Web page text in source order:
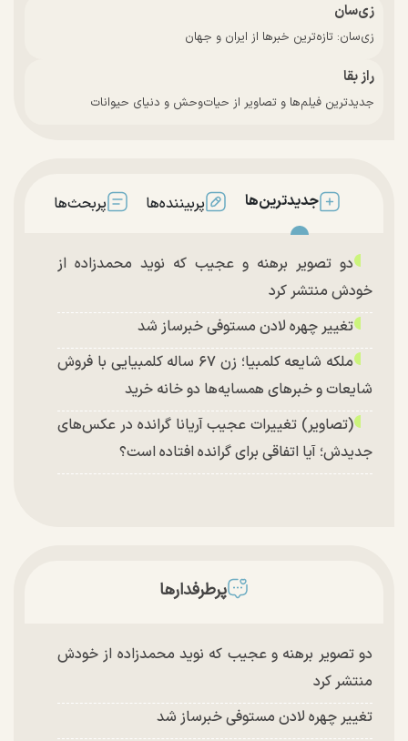
زی‌سان
زی‌سان: تازه‌ترین خبرها از ایران و جهان
راز بقا
جدیدترین فیلم‌ها و تصاویر از حیات‌وحش و دنیای حیوانات
جدیدترین‌ها پربیننده‌ها پربحث‌ها
دو تصویر برهنه و عجیب که نوید محمدزاده از
خودش منتشر کرد
تغییر چهره لادن مستوفی خبرساز شد
ملکه شایعه کلمبیا؛ زن ۶۷ ساله کلمبیایی با فروش
شایعات و خبر‌های همسایه‌ها دو خانه خرید
(تصاویر) تغییرات عجیب آریانا گرانده در عکس‌های
جدیدش؛ آیا اتفاقی برای گرانده افتاده است؟
پرطرفدارها
دو تصویر برهنه و عجیب که نوید محمدزاده از خودش
منتشر کرد
تغییر چهره لادن مستوفی خبرساز شد